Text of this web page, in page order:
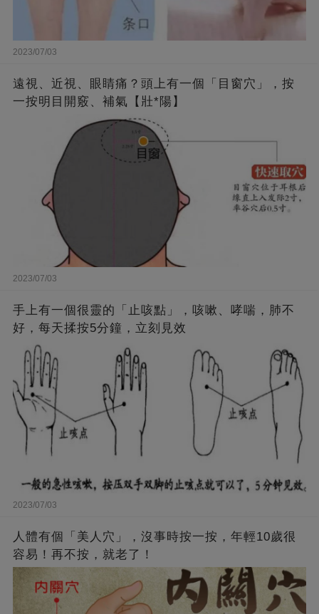
2023/07/03
遠視、近視、眼睛痛？頭上有一個「目窗穴」，按
一按明目開竅、補氣【壯*陽】
2023/07/03
手上有一個很靈的「止咳點」，咳嗽、哮喘，肺不
好，每天揉按5分鐘，立刻見效
2023/07/03
人體有個「美人穴」，沒事時按一按，年輕10歲很
容易！再不按，就老了！